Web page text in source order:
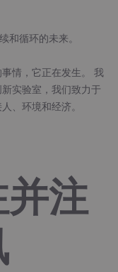
和循环的未来。
情，它正在发生。 我
实验室，我们致力于
、环境和经济。
注